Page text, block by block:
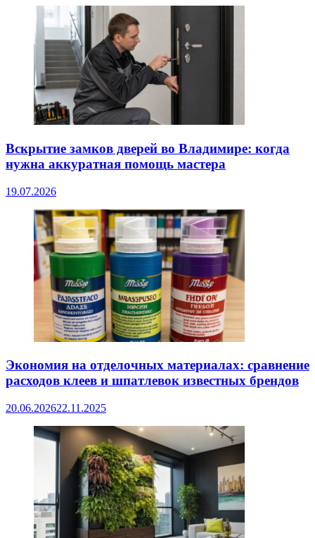
Вскрытие замков дверей во Владимире: когда
нужна аккуратная помощь мастера
19.07.2026
Экономия на отделочных материалах: сравнение
расходов клеев и шпатлевок известных брендов
20.06.202622.11.2025